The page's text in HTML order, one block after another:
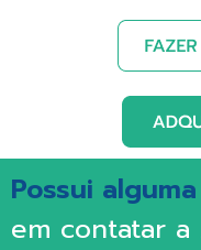
Possui
em contatar a